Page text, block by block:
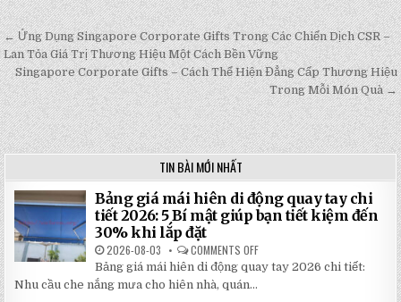
Post
navigation
← Ứng Dụng Singapore Corporate Gifts Trong Các Chiến Dịch CSR –
Lan Tỏa Giá Trị Thương Hiệu Một Cách Bền Vững
Singapore Corporate Gifts – Cách Thể Hiện Đẳng Cấp Thương Hiệu
Trong Mỗi Món Quà →
TIN BÀI MỚI NHẤT
Bảng giá mái hiên di động quay tay chi
tiết 2026: 5 Bí mật giúp bạn tiết kiệm đến
30% khi lắp đặt
2026-08-03 COMMENTS OFF
BẢNG
GIÁ
Bảng giá mái hiên di động quay tay 2026 chi tiết:
Nhu cầu che nắng mưa cho hiên nhà, quán...